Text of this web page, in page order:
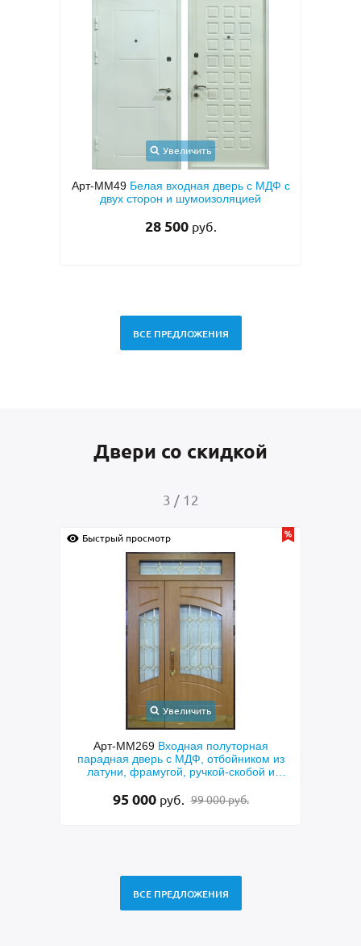
Увеличить
Белая входная дверь с МДФ с
двух сторон и шумоизоляцией
Арт-ММ50
ВСЕ ПРЕДЛОЖЕНИЯ
Двери со скидкой
4 / 12
Быстрый просмотр
Входная полуторная
парадная дверь с МДФ, отбойником из
латуни, фрамугой, ручкой-скобой и
руб. 99 000 руб.
Быстрый просмотр
Арт-ММ282
серая
ВСЕ ПРЕДЛОЖЕНИЯ